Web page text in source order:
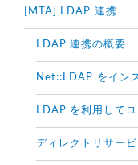
[MTA] LDAP 連携
LDAP 連携の概要
Net::LDAP をイン
LDAP を利用して
ディレクトリサー